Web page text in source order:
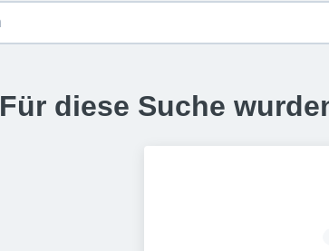
Für diese Suche